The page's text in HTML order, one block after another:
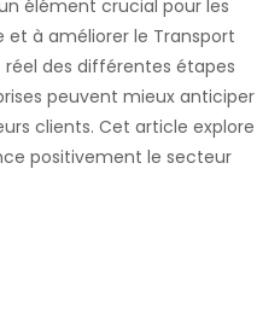
élément crucial pour les
et à améliorer le Transport
réel des différentes étapes
peuvent mieux anticiper
clients. Cet article explore
positivement le secteur